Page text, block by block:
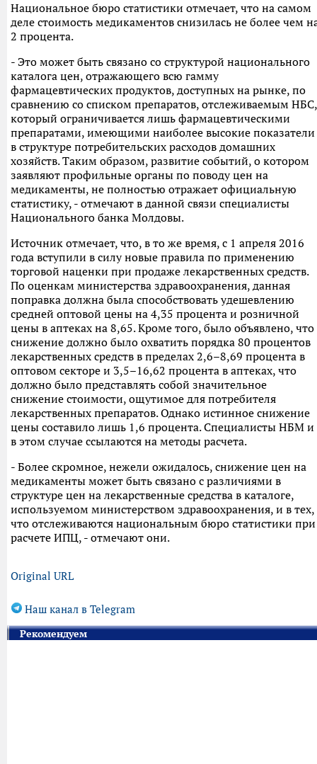
Национальное бюро статистики отмечает, что на самом
деле стоимость медикаментов снизилась не более чем
2 процента.
- Это может быть связано со структурой национального
каталога цен, отражающего всю гамму
фармацевтических продуктов, доступных на рынке, по
сравнению со списком препаратов, отслеживаемым НБС,
который ограничивается лишь фармацевтическими
препаратами, имеющими наиболее высокие показатели
в структуре потребительских расходов домашних
хозяйств. Таким образом, развитие событий, о котором
заявляют профильные органы по поводу цен на
медикаменты, не полностью отражает официальную
статистику, - отмечают в данной связи специалисты
Национального банка Молдовы.
Источник отмечает, что, в то же время, с 1 апреля 2016
года вступили в силу новые правила по применению
торговой наценки при продаже лекарственных средств.
По оценкам министерства здравоохранения, данная
поправка должна была способствовать удешевлению
средней оптовой цены на 4,35 процента и розничной
цены в аптеках на 8,65. Кроме того, было объявлено, что
снижение должно было охватить порядка 80 процентов
лекарственных средств в пределах 2,6–8,69 процента в
оптовом секторе и 3,5–16,62 процента в аптеках, что
должно было представлять собой значительное
снижение стоимости, ощутимое для потребителя
лекарственных препаратов. Однако истинное снижение
цены составило лишь 1,6 процента. Специалисты НБМ и
в этом случае ссылаются на методы расчета.
- Более скромное, нежели ожидалось, снижение цен на
медикаменты может быть связано с различиями в
структуре цен на лекарственные средства в каталоге,
используемом министерством здравоохранения, и в тех,
что отслеживаются национальным бюро статистики при
расчете ИПЦ, - отмечают они.
Original URL
Наш канал в Telegram
Рекомендуем